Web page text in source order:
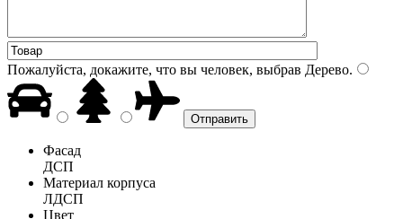
Пожалуйста, докажите, что вы человек, выбрав Дерево.
Фасад
ДСП
Материал корпуса
ЛДСП
Цвет